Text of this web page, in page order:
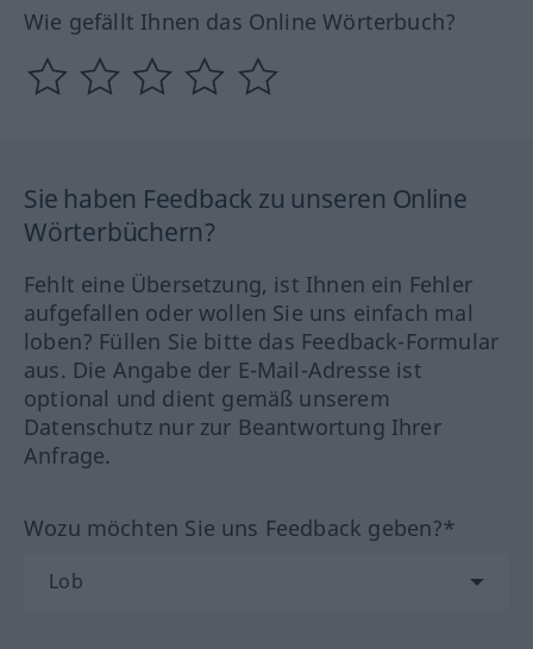
Wie gefällt Ihnen das Online Wörterbuch?
Sie haben Feedback zu unseren Online
Wörterbüchern?
Fehlt eine Übersetzung, ist Ihnen ein Fehler
aufgefallen oder wollen Sie uns einfach mal
loben? Füllen Sie bitte das Feedback-Formular
aus. Die Angabe der E-Mail-Adresse ist
optional und dient gemäß unserem
Datenschutz nur zur Beantwortung Ihrer
Anfrage.
Wozu möchten Sie uns Feedback geben?*